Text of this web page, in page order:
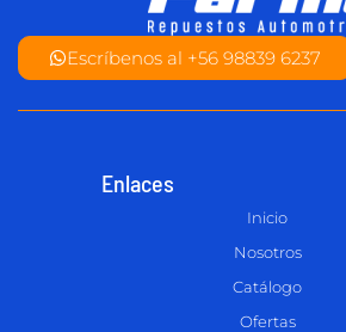
Escríbenos al +56 98839 6237
Enlaces
Inicio
Nosotros
Catálogo
Ofertas